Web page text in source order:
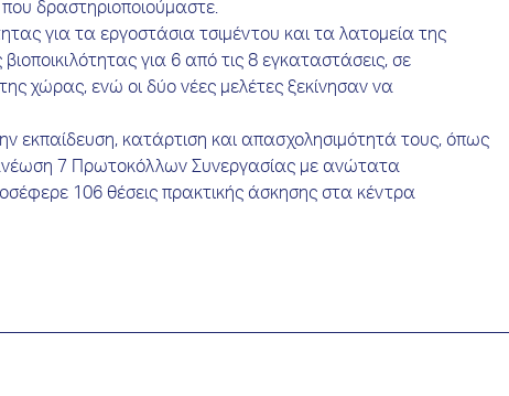
που δραστηριοποιούμαστε.
για τα εργοστάσια τσιμέντου και τα λατομεία της
για 6 από τις 8 εγκαταστάσεις, σε
χώρας, ενώ οι δύο νέες μελέτες ξεκίνησαν να
εκπαίδευση, κατάρτιση και απασχολησιμότητά τους, όπως
7 Πρωτοκόλλων Συνεργασίας με ανώτατα
106 θέσεις πρακτικής άσκησης στα κέντρα